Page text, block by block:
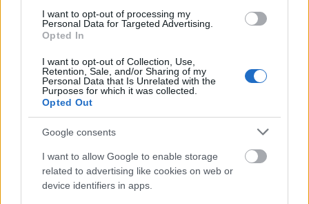
I want to opt-out of processing my
Personal Data for Targeted Advertising.
Opted In
I want to opt-out of Collection, Use,
Retention, Sale, and/or Sharing of my
Personal Data that Is Unrelated with the
Purposes for which it was collected.
Opted Out
Google consents
I want to allow Google to enable storage
related to advertising like cookies on web or
device identifiers in apps.
Gál Ferenc Egyetem
MAGYAR ÉPÍTŐK